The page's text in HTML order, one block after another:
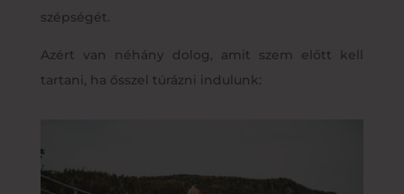
szépségét.
Azért van néhány dolog, amit szem előtt kell
tartani, ha ősszel túrázni indulunk: